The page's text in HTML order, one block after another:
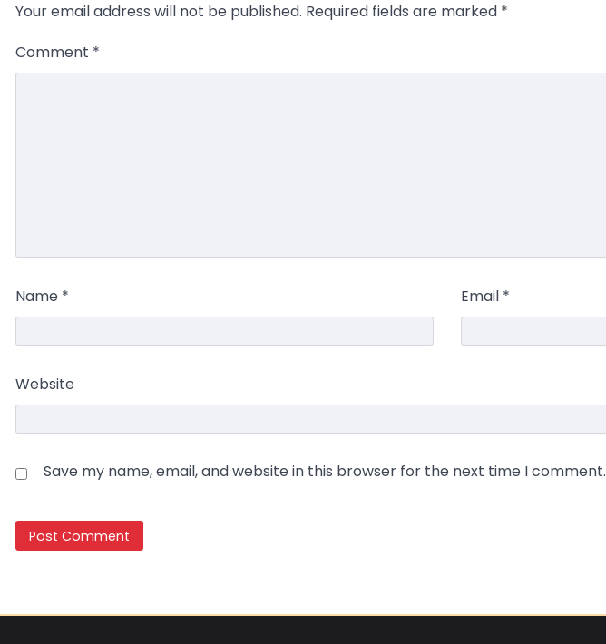
Your email address will not be published. Required fields are marked *
Comment *
Name * Email *
Website
Save my name, email, and website in this browser for the next time I comment.